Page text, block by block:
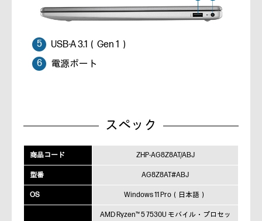
USB-A 3.1（Gen 1）
電源ポート
スペック
商品コード ZHP-AG8Z8AT/ABJ
型番 AG8Z8AT#ABJ
OS Windows 11 Pro（日本語）
AMD Ryzen™ 5 7530U モバイル・プロセッ